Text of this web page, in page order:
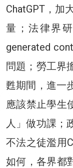
ChatGPT，加
量；法律界
generated
問題；勞工界
甦期間，進一
應該禁止學生
人」做功課；
不法之徒濫用
如何，各界都